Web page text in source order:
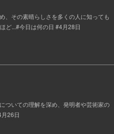
、その素晴らしさを多くの人に知っても
ど...#今日は何の日 #4月28日
ついての理解を深め、発明者や芸術家の
26日